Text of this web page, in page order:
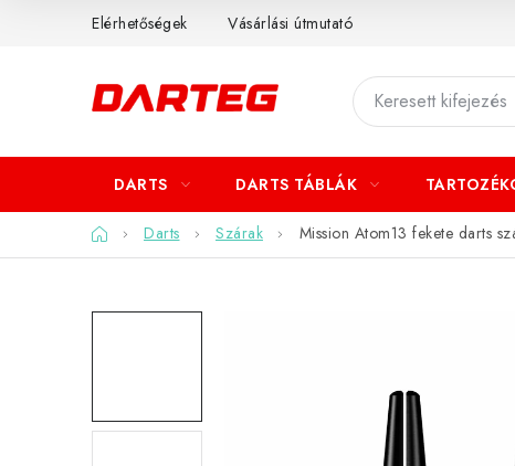
Elérhetőségek Vásárlási útmutató
DARTS DARTS TÁBLÁK
Kezdőlap
Darts Szárak Mission Atom13 fekete darts